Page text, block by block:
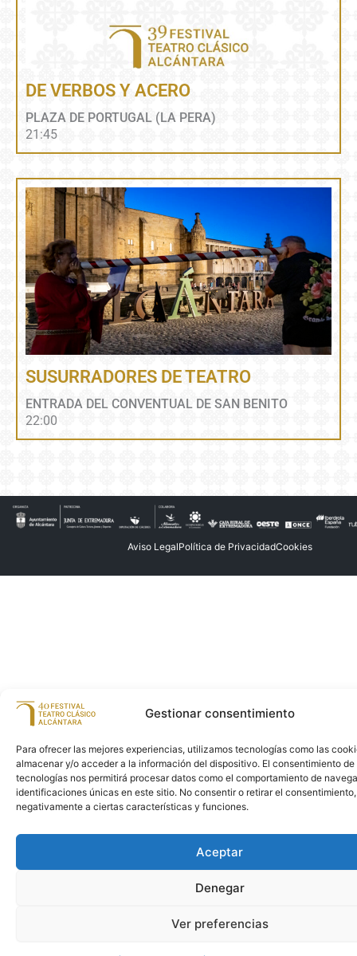
Gestionar consentimiento
Para ofrecer las mejores experiencias, utilizamos tecnologías como las
almacenar y/o acceder a la información del dispositivo. El consentimiento de
tecnologías nos permitirá procesar datos como el comportamiento de
identificaciones únicas en este sitio. No consentir o retirar el
negativamente a ciertas características y funciones.
Aceptar
Denegar
Ver preferencias
DE VERBOS Y ACERO
PLAZA DE PORTUGAL (LA PERA)
21:45
SUSURRADORES DE TEATRO
ENTRADA DEL CONVENTUAL DE SAN BENITO
22:00
Aviso LegalPolítica de PrivacidadCookies